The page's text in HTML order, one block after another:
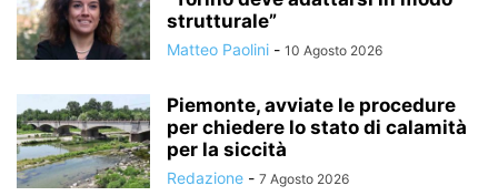
strutturale”
Matteo Paolini - 10 Agosto 2026
Piemonte, avviate le procedure
per chiedere lo stato di calamità
per la siccità
Redazione - 7 Agosto 2026